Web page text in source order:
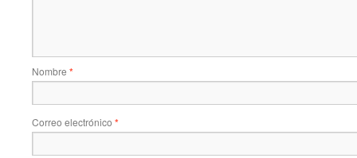
Nombre *
Correo electrónico *